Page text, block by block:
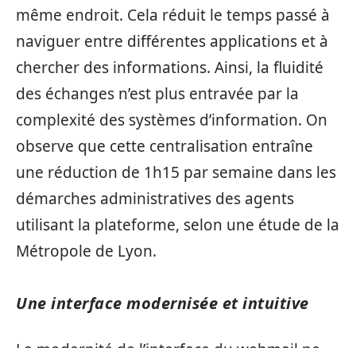
même endroit. Cela réduit le temps passé à
naviguer entre différentes applications et à
chercher des informations. Ainsi, la fluidité
des échanges n’est plus entravée par la
complexité des systèmes d’information. On
observe que cette centralisation entraîne
une réduction de 1h15 par semaine dans les
démarches administratives des agents
utilisant la plateforme, selon une étude de la
Métropole de Lyon.
Une interface modernisée et intuitive